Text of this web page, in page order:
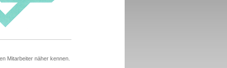
Mitarbeiter näher kennen.